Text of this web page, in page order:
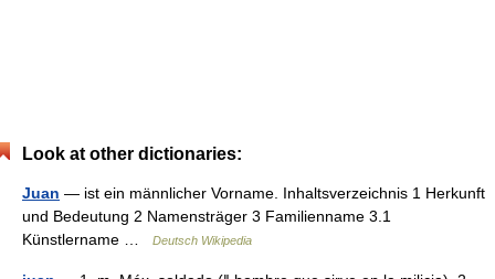
Look at other dictionaries:
Juan — ist ein männlicher Vorname. Inhaltsverzeichnis 1 Herkunft
und Bedeutung 2 Namensträger 3 Familienname 3.1
Künstlername …
Deutsch Wikipedia